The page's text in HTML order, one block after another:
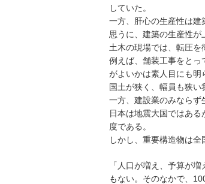
していた。
一方、肝心の生産性は建
思うに、建築の生産性が
土木の現場では、転圧を
例えば、舗装工事をと
がよいかは素人目にも明
国土が狭く、幅員も狭い
一方、建設業のみならず
日本は地震大国ではあ
度である。
しかし、重要構造物は全
「人口が増え、予算が
もない。そのなかで、